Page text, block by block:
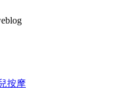
按摩